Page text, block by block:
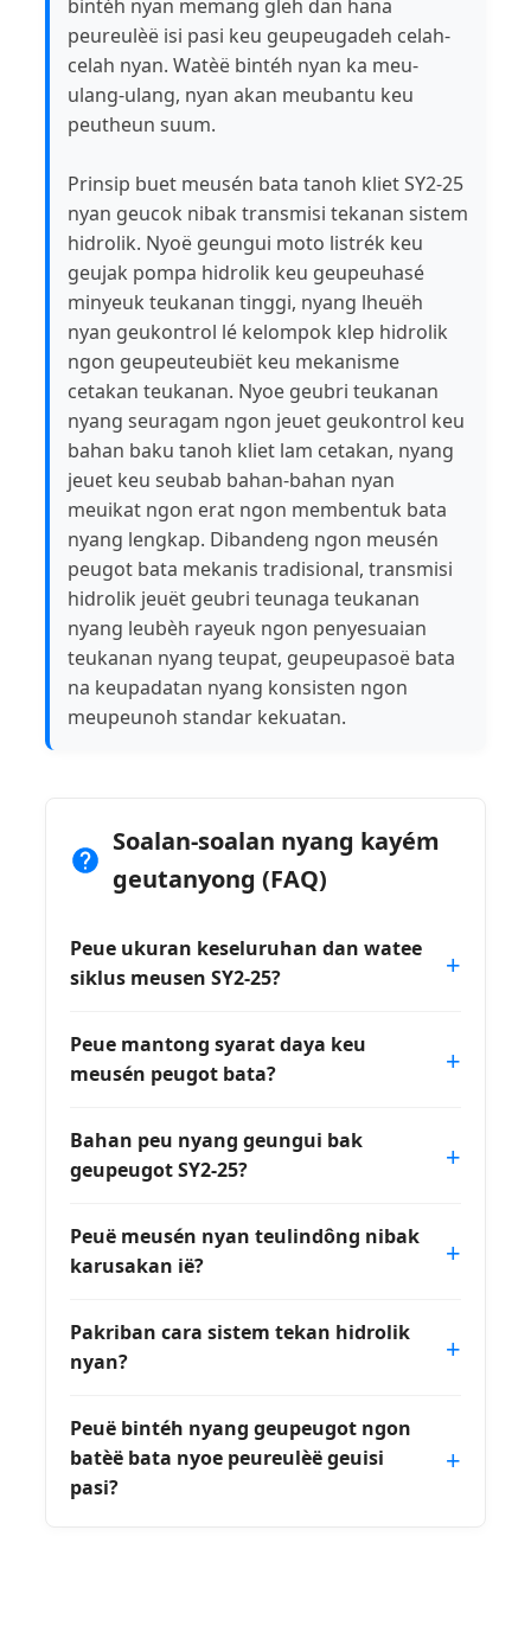
bintéh nyan memang gleh dan hana
peureulèë isi pasi keu geupeugadeh celah-
celah nyan. Watèë bintéh nyan ka meu-
ulang-ulang, nyan akan meubantu keu
peutheun suum.
Prinsip buet meusén bata tanoh kliet SY2-25
nyan geucok nibak transmisi tekanan sistem
hidrolik. Nyoë geungui moto listrék keu
geujak pompa hidrolik keu geupeuhasé
minyeuk teukanan tinggi, nyang lheuëh
nyan geukontrol lé kelompok klep hidrolik
ngon geupeuteubiët keu mekanisme
cetakan teukanan. Nyoe geubri teukanan
nyang seuragam ngon jeuet geukontrol keu
bahan baku tanoh kliet lam cetakan, nyang
jeuet keu seubab bahan-bahan nyan
meuikat ngon erat ngon membentuk bata
nyang lengkap. Dibandeng ngon meusén
peugot bata mekanis tradisional, transmisi
hidrolik jeuët geubri teunaga teukanan
nyang leubèh rayeuk ngon penyesuaian
teukanan nyang teupat, geupeupasoë bata
na keupadatan nyang konsisten ngon
meupeunoh standar kekuatan.
Soalan-soalan nyang kayém
geutanyong (FAQ)
Peue ukuran keseluruhan dan watee
siklus meusen SY2-25?
Peue mantong syarat daya keu
meusén peugot bata?
Bahan peu nyang geungui bak
geupeugot SY2-25?
Peuë meusén nyan teulindông nibak
karusakan ië?
Pakriban cara sistem tekan hidrolik
nyan?
Peuë bintéh nyang geupeugot ngon
batèë bata nyoe peureulèë geuisi
pasi?